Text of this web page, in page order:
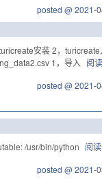
posted @ 2021-
安装 2，
1，导入 阅
posted @ 2021-
/usr/bin/python 阅
posted @ 2021-